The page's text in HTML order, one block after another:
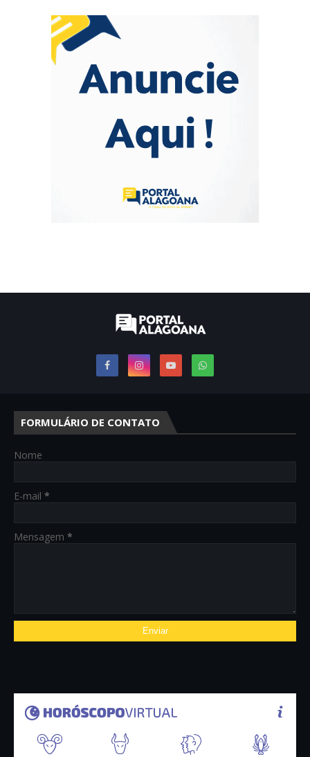
FORMULÁRIO DE CONTATO
Nome
E-mail *
Mensagem *